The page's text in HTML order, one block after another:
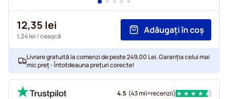
12,35 lei
1,24 lei / ceașcă
Adăugați în coș
Livrare gratuită la comenzi de peste 249,00 Lei. Garanția celui mai
mic preț - Întotdeauna prețuri corecte!
4.5 (43 mii+recenzii)